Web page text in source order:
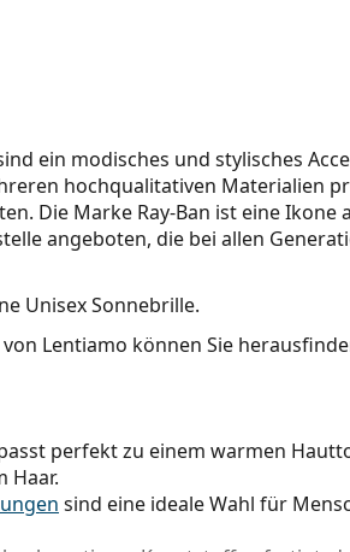
ein modisches und stylisches
hochqualitativen Materialien
Die Marke Ray-Ban ist eine Ikone
angeboten, die bei allen
Unisex Sonnebrille.
Lentiamo können Sie
perfekt zu einem warmen
Haar.
sind eine ideale Wahl für